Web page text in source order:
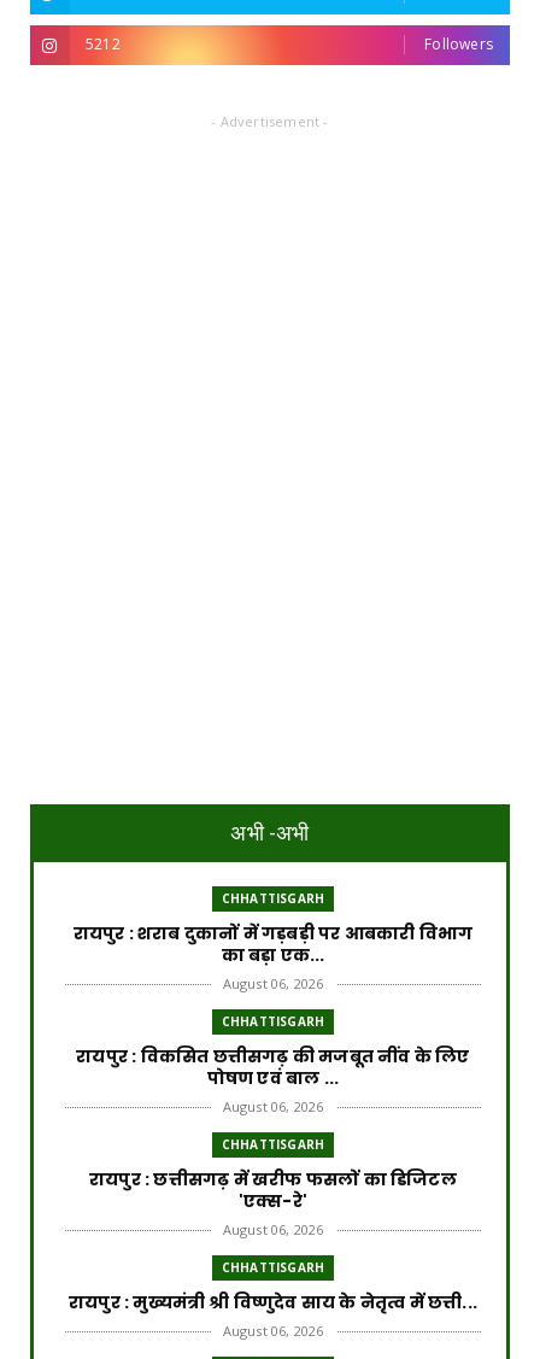
5212 Followers
- Advertisement -
अभी -अभी
CHHATTISGARH
रायपुर : शराब दुकानों में गड़बड़ी पर आबकारी विभाग
का बड़ा एक...
August 06, 2026
CHHATTISGARH
रायपुर : विकसित छत्तीसगढ़ की मजबूत नींव के लिए
पोषण एवं बाल ...
August 06, 2026
CHHATTISGARH
​रायपुर : ​छत्तीसगढ़ में खरीफ फसलों का डिजिटल
'एक्स-रे'
August 06, 2026
CHHATTISGARH
रायपुर : मुख्यमंत्री श्री विष्णुदेव साय के नेतृत्व में छत्ती...
August 06, 2026